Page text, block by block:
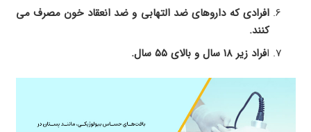
افرادی که داروهای ضد التهابی و ضد انعقاد خون مصرف می
کنند.
افراد زیر ۱۸ سال و بالای ۵۵ سال.